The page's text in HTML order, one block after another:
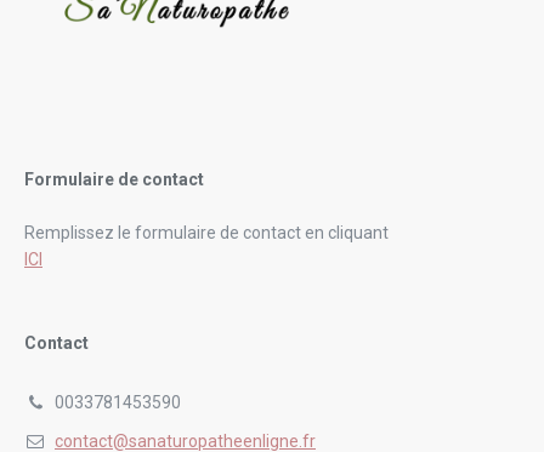
Formulaire de contact
Remplissez le formulaire de contact en cliquant
ICI
Contact
0033781453590
contact@sanaturopatheenligne.fr